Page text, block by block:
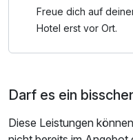
Freue dich auf
Hotel erst vor Ort.
Darf es ein
Diese Leistungen